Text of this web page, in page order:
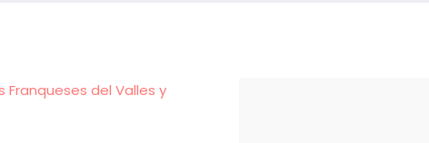
Franqueses del Valles y